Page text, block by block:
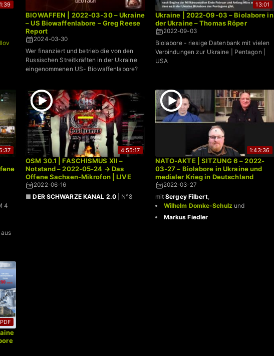
BIOWAFFEN | 2022-03-30 – Ukraine
– US Biowaffenlabore – Greg Reese
Report
2024-03-30
Wer finanziert und betrieb die von den
Russischen Streitkräften in der Ukraine
eingenommenen US- Biowaffenlabore?
13:01
Ukraine | 2022-09-03 – Biolabore in
der Ukraine – Thomas Röper
2022-09-03
Biolabore - riesige Datenbank mit vielen
Verbindungen zur Ukraine | Pentagon |
USA
4
aus
4:55:17
OSM 30.1 | FASCHISMUS XII –
Notstand – 2022-05-24 → Das
Offene Sachsen-Mikrofon | LIVE
2022-06-16
■DER SCHWARZE KANAL 2.0| N°8
1:43:36
NATO-AKTE | SITZUNG 6 – 2022-
03-27 – Biolabore in Ukraine und
medialer Krieg in Deutschland
2022-03-27
mitSergey Filbert,
Wilhelm Domke-Schulzund
Markus Fiedler
PDF